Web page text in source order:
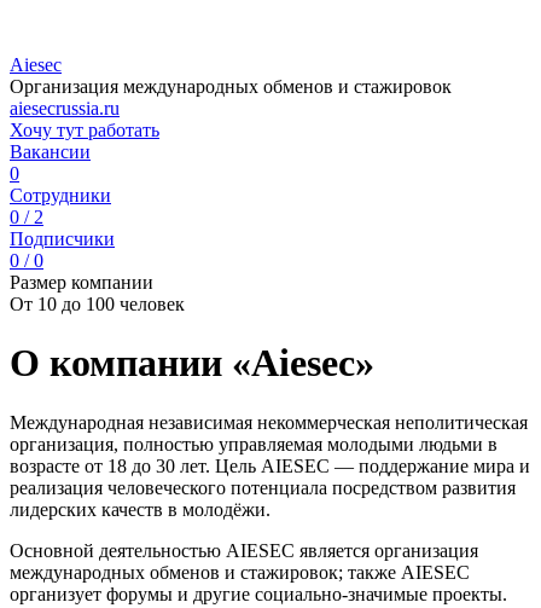
Aiesec
Организация международных обменов и стажировок
aiesecrussia.ru
Хочу тут работать
Вакансии
0
Сотрудники
0 / 2
Подписчики
0 / 0
Размер компании
От 10 до 100 человек
О компании «Aiesec»
Международная независимая некоммерческая неполитическая
организация, полностью управляемая молодыми людьми в
возрасте от 18 до 30 лет. Цель AIESEC — поддержание мира и
реализация человеческого потенциала посредством развития
лидерских качеств в молодёжи.
Основной деятельностью AIESEC является организация
международных обменов и стажировок; также AIESEC
организует форумы и другие социально-значимые проекты.